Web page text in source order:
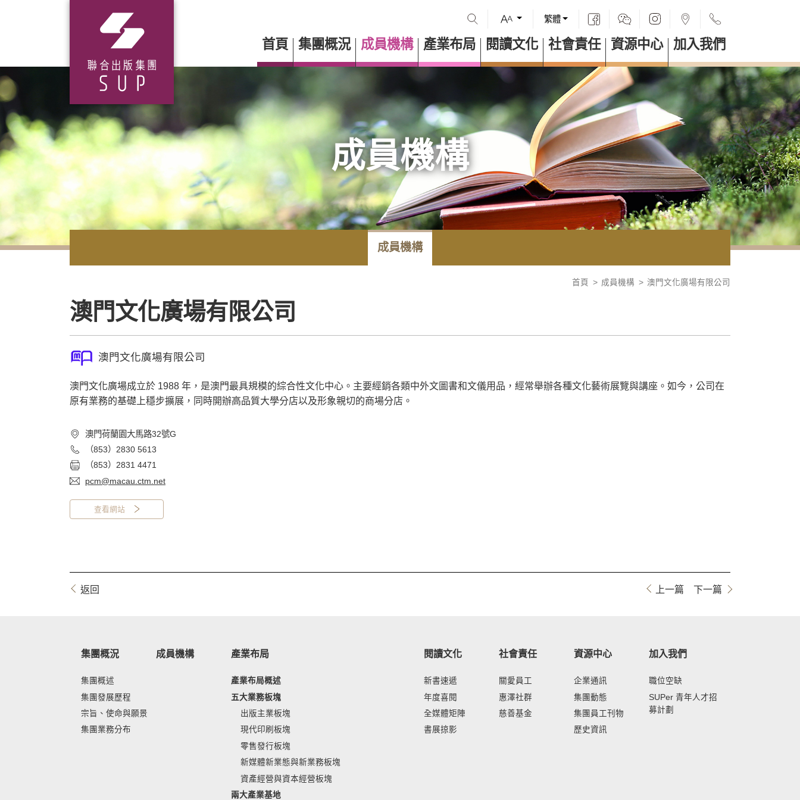
繁體
首頁 集團概況 成員機構 產業布局 閱讀文化 社會責任 資源中心 加入我們
成員機構
成員機構
首頁 成員機構 澳門文化廣場有限公司
澳門文化廣場有限公司
澳門文化廣場有限公司
澳門文化廣場成立於 1988 年，是澳門最具規模的綜合性文化中心。主要經銷各類中外文圖書和文儀用品，經常舉辦各種文化藝術展覽與講座。如今，公司在
原有業務的基礎上穩步擴展，同時開辦高品質大學分店以及形象親切的商場分店。
澳門荷蘭園大馬路32號G
（853）2830 5613
（853）2831 4471
pcm@macau.ctm.net
查看網站
返回 上一篇 下一篇
集團概況
集團概述
集團發展歷程
宗旨、使命與願景
集團業務分布
成員機構 產業布局
產業布局概述
五大業務板塊
出版主業板塊
現代印刷板塊
零售發行板塊
新媒體新業態與新業務板塊
資產經營與資本經營板塊
兩大產業基地
閱讀文化
新書速遞
年度喜閱
全媒體矩陣
書展掠影
社會責任
關愛員工
惠澤社群
慈善基金
資源中心
企業通訊
集團動態
集團員工刊物
歷史資訊
加入我們
職位空缺
SUPer 青年人才招
募計劃